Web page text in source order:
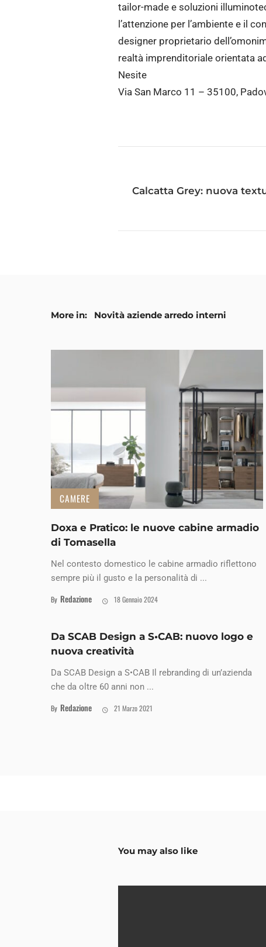
tailor-made e soluzioni
l’attenzione per l’ambiente e il
designer proprietario
realtà imprenditoriale orientata
Nesite
Via San Marco 11 – 35100,
Calcatta Grey: nuova
More in: Novità aziende arredo interni
CAMERE
Doxa e Pratico: le nuove cabine armadio
di Tomasella
Nel contesto domestico le cabine armadio riflettono
sempre più il gusto e la personalità di ...
By Redazione 18 Gennaio 2024
Da SCAB Design a S•CAB: nuovo logo e
nuova creatività
Da SCAB Design a S•CAB Il rebranding di un’azienda
che da oltre 60 anni non ...
By Redazione 21 Marzo 2021
You may also like